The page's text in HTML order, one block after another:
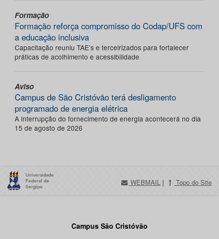
Formação
Formação reforça compromisso do Codap/UFS com
a educação inclusiva
Capacitação reuniu TAE’s e terceirizados para fortalecer
práticas de acolhimento e acessibilidade
Aviso
Campus de São Cristóvão terá desligamento
programado de energia elétrica
A interrupção do fornecimento de energia acontecerá no dia
15 de agosto de 2026
WEBMAIL | Topo do Site
Campus São Cristóvão